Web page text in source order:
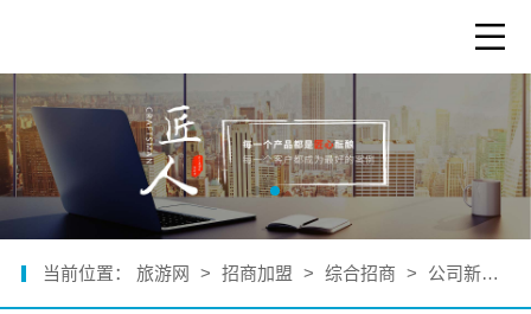
当前位置： 旅游网 > 招商加盟 > 综合招商 > 公司新闻